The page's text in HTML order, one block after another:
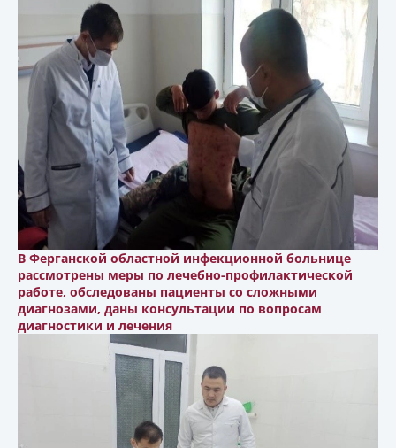
В Ферганской областной инфекционной больнице
рассмотрены меры по лечебно-профилактической
работе, обследованы пациенты со сложными
диагнозами, даны консультации по вопросам
диагностики и лечения